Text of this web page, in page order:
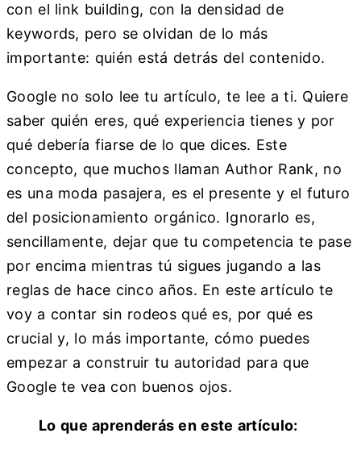
con el link building, con la densidad de
keywords, pero se olvidan de lo más
importante: quién está detrás del contenido.
Google no solo lee tu artículo, te lee a ti. Quiere
saber quién eres, qué experiencia tienes y por
qué debería fiarse de lo que dices. Este
concepto, que muchos llaman Author Rank, no
es una moda pasajera, es el presente y el futuro
del posicionamiento orgánico. Ignorarlo es,
sencillamente, dejar que tu competencia te pase
por encima mientras tú sigues jugando a las
reglas de hace cinco años. En este artículo te
voy a contar sin rodeos qué es, por qué es
crucial y, lo más importante, cómo puedes
empezar a construir tu autoridad para que
Google te vea con buenos ojos.
Lo que aprenderás en este artículo: